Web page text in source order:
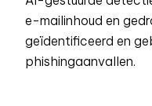
e-mailinhoud en
geïdentificeerd en
phishingaanvallen.